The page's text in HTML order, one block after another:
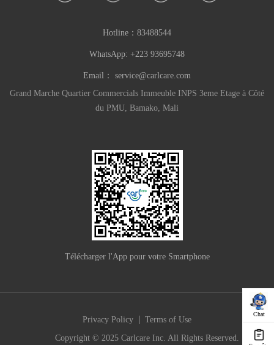
Chat
Hotline： 83488544
WhatsApp: +223 93695748
Email： service@carlcare.com
Grand Marche Quartier Commercials Immeuble INPS 3eme Etage à Côté
du PMU, Bamako, Mali
Télécharger l'App pour votre Smartphone
Privacy Policy | Terms of Use
Copyright © 2025 Carlcare Inc. All Rights Reserved.